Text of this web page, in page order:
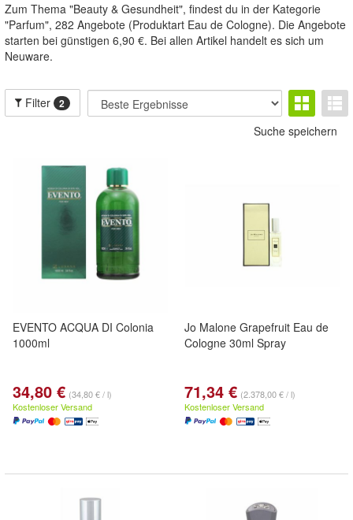
Zum Thema "Beauty & Gesundheit", findest du in der Kategorie
"Parfum", 282 Angebote (Produktart Eau de Cologne). Die Angebote
starten bei günstigen 6,90 €. Bei allen Artikel handelt es sich um
Neuware.
Filter 2
Suche speichern
EVENTO ACQUA DI Colonia
1000ml
34,80 € (34,80 € / l)
Kostenloser Versand
Jo Malone Grapefruit Eau de
Cologne 30ml Spray
71,34 € (2.378,00 € / l)
Kostenloser Versand